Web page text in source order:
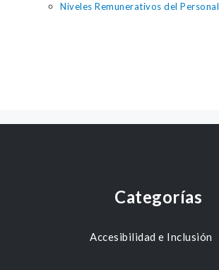
Niveles Remunerativos del Personal
Categorías
Accesibilidad e Inclusión